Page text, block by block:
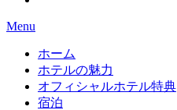
Menu
ホーム
ホテルの魅力
オフィシャルホテル特典
宿泊